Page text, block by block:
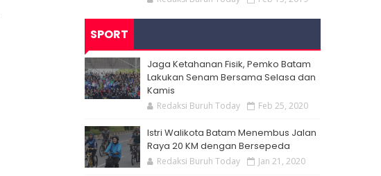
SPORT
Jaga Ketahanan Fisik, Pemko Batam
Lakukan Senam Bersama Selasa dan
Kamis
Redaksi Buruh Today Feb 25, 2020
Istri Walikota Batam Menembus Jalan
Raya 20 KM dengan Bersepeda
Redaksi Buruh Today Jan 21, 2020